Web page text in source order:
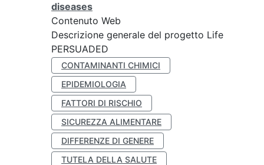
diseases
Contenuto Web
Descrizione generale del progetto Life
PERSUADED
CONTAMINANTI CHIMICI
EPIDEMIOLOGIA
FATTORI DI RISCHIO
SICUREZZA ALIMENTARE
DIFFERENZE DI GENERE
TUTELA DELLA SALUTE